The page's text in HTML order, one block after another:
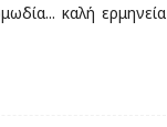
καλή ερμηνεία